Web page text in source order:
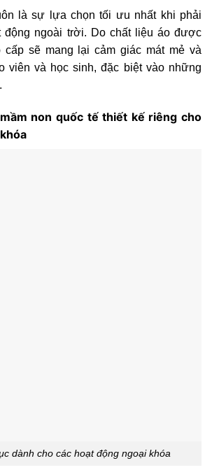
là sự lựa chọn tối ưu nhất khi phải
động ngoài trời. Do chất liệu áo được
cấp sẽ mang lại cảm giác mát mẻ và
viên và học sinh, đặc biệt vào những
non quốc tế thiết kế riêng cho
dành cho các hoạt động ngoại khóa